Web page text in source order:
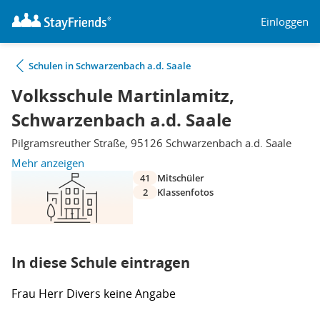
Einloggen
Schulen in Schwarzenbach a.d. Saale
Volksschule Martinlamitz,
Schwarzenbach a.d. Saale
Pilgramsreuther Straße, 95126 Schwarzenbach a.d. Saale
Mehr anzeigen
41
Mitschüler
2
Klassenfotos
In diese Schule eintragen
Frau Herr Divers keine Angabe